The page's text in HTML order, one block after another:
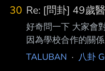
30 Re: [問卦] 49歲
好奇問一下 大家會
因為學校合作的關
為俄烏戰爭還有俄
TALUBAN · 八卦